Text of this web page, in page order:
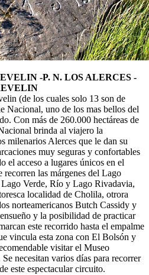
-P. N. LOS ALERCES -
(de los cuales solo 13 son de
Nacional, uno de los mas bellos del
Con más de 260.000 hectáreas de
brinda al viajero la
milenarios Alerces que le dan su
muy seguras y confortables
el acceso a lugares únicos en el
recorren las márgenes del Lago
Verde, Río y Lago Rivadavia,
localidad de Cholila, otrora
norteamericanos Butch Cassidy y
y la posibilidad de practicar
este recorrido hasta el empalme
vincula esta zona con El Bolsón y
visitar el Museo
necesitan varios días para recorrer
este espectacular circuito.